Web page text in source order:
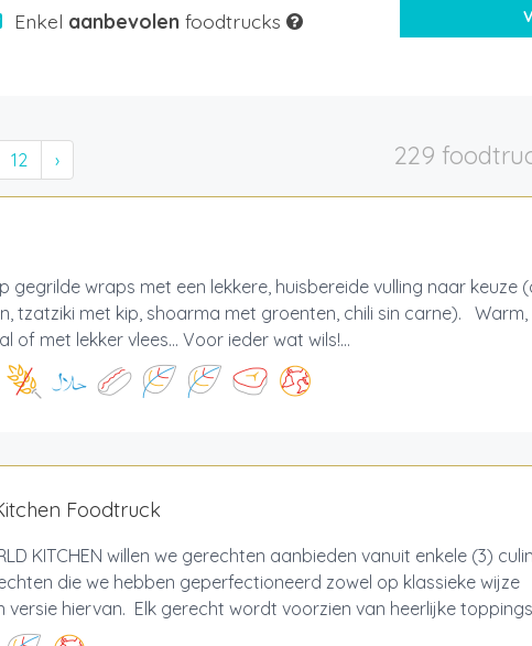
Enkel aanbevolen foodtrucks
12 › 229
gegrilde wraps met een lekkere, huisbereide vulling naar keuze
tzatziki met kip, shoarma met groenten, chili sin carne). Warm,
of met lekker vlees... Voor ieder wat wils!...
Foodtruck
KITCHEN willen we gerechten aanbieden vanuit enkele (3)
die we hebben geperfectioneerd zowel op klassieke wijze
versie hiervan. Elk gerecht wordt voorzien van heerlijke